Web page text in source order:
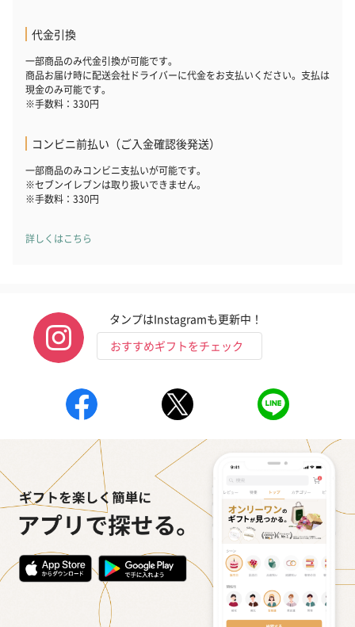
代金引換
一部商品のみ代金引換が可能です。
商品お届け時に配送会社ドライバーに代金をお支払いください。支払は
現金のみ可能です。
※手数料：330円
コンビニ前払い（ご入金確認後発送）
一部商品のみコンビニ支払いが可能です。
※セブンイレブンは取り扱いできません。
※手数料：330円
詳しくはこちら
タンプはInstagramも更新中！
おすすめギフトをチェック